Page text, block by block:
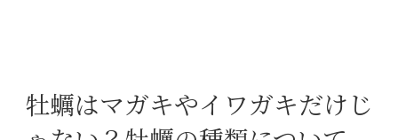
牡蠣はマガキやイワガキだけじ